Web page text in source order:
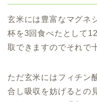
玄米には豊富なマグネ
杯を3回食べたとして
取できますのでそれで
ただ玄米にはフィチン
合し吸収を妨げるとの